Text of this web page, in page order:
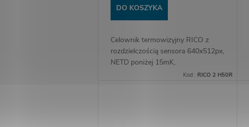
DO KOSZYKA
Celownik termowizyjny RICO z
rozdzielczością sensora 640x512px,
NETD poniżej 15mK,
częstotliwością odświeżania 60Hz,
Kod : RICO 2 H50R